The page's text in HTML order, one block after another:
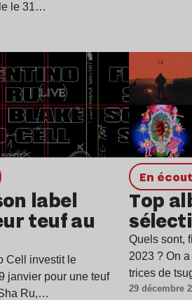
le 31…
label
teuf au
Cell investit le
janvier pour une teuf
Ru,…
en
Top
Quels sont,
2023 ? On
trices de
29 décembre
Lire l’article